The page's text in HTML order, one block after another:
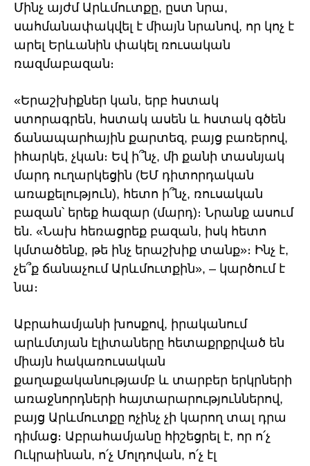
Մինչ այժմ Արևմուտքը, ըստ նրա,
սահմանափակվել է միայն նրանով, որ կոչ է
արել Երևանին փակել ռուսական
ռազմաբազան։
«Երաշխիքներ կան, երբ հստակ
ստորագրեն, հստակ ասեն և հստակ գծեն
ճանապարհային քարտեզ, բայց բառերով,
իհարկե, չկան։ Եվ ի՞նչ, մի քանի տասնյակ
մարդ ուղարկեցին (ԵՄ դիտորդական
առաքելություն), հետո ի՞նչ, ռուսական
բազան՝ երեք հազար (մարդ)։ Նրանք ասում
են. «Նախ հեռացրեք բազան, իսկ հետո
կմտածենք, թե ինչ երաշխիք տանք»։ Ինչ է,
չե՞ք ճանաչում Արևմուտքին», – կարծում է
նա։
Աբրահամյանի խոսքով, իրականում
արևմտյան էլիտաները հետաքրքրված են
միայն հակառուսական
քաղաքականությամբ և տարբեր երկրների
առաջնորդների հայտարարություններով,
բայց Արևմուտքը ոչինչ չի կարող տալ դրա
դիմաց։ Աբրահամյանը հիշեցրել է, որ ո՛չ
Ուկրաինան, ո՛չ Մոլդովան, ո՛չ էլ